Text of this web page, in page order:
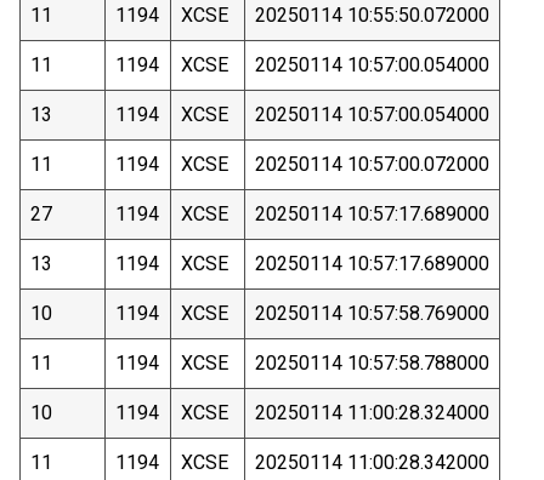
11 1194 XCSE 20250114 10:55:50.072000
11 1194 XCSE 20250114 10:57:00.054000
13 1194 XCSE 20250114 10:57:00.054000
11 1194 XCSE 20250114 10:57:00.072000
27 1194 XCSE 20250114 10:57:17.689000
13 1194 XCSE 20250114 10:57:17.689000
10 1194 XCSE 20250114 10:57:58.769000
11 1194 XCSE 20250114 10:57:58.788000
10 1194 XCSE 20250114 11:00:28.324000
11 1194 XCSE 20250114 11:00:28.342000